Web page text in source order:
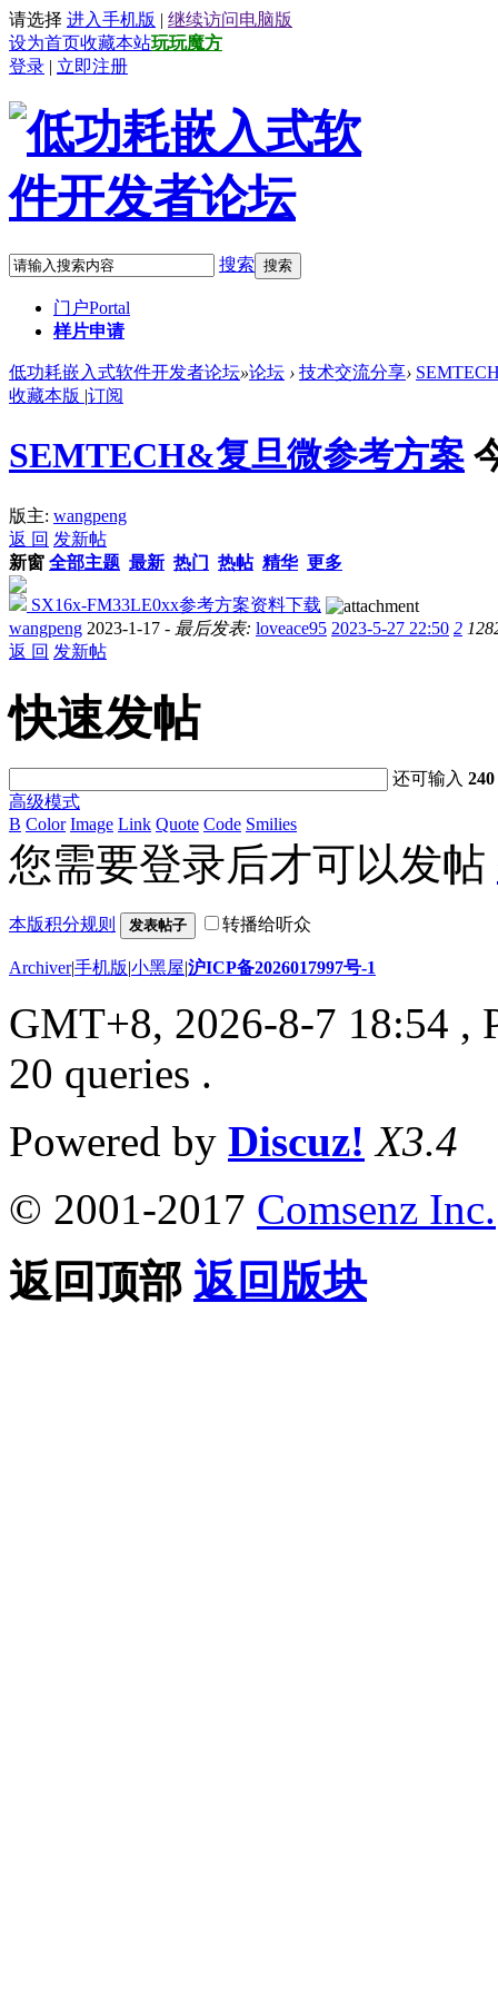
请选择 进入手机版 | 继续访问电脑版
设为首页收藏本站玩玩魔方
登录 | 立即注册
搜索 搜索
门户Portal
样片申请
低功耗嵌入式软件开发者论坛»论坛 › 技术交流分享›
收藏本版 |订阅
SEMTECH&复旦微参考方案
版主: wangpeng
返 回 发新帖
新窗 全部主题 最新 热门 热帖 精华 更多
SX16x-FM33LE0xx参考方案资料下载
wangpeng 2023-1-17 - 最后发表: loveace95 2023-5-27 22:50 2
返 回 发新帖
快速发帖
还可输入240
高级模式
B Color Image Link Quote Code Smilies
您需要登录后才可以发帖
本版积分规则 发表帖子 转播给听众
Archiver|手机版|小黑屋|沪ICP备2026017997号-1
GMT+8, 2026-8-7 18:54 ,
20 queries .
Powered by Discuz! X3.4
© 2001-2017 Comsenz Inc.
返回顶部 返回版块